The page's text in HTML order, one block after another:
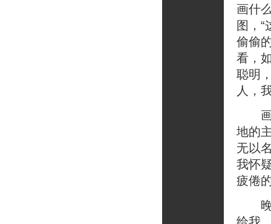
画什
图，
偷偷
看，
聪明
人，
画
地的
无以
我怀
疲倦
晚